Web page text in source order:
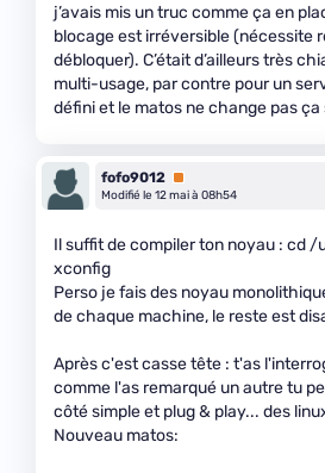
j’avais mis un truc comme ça en
blocage est irréversible (nécessite
débloquer). C’était d’ailleurs très
multi-usage, par contre pour un
défini et le matos ne change pas
fofo9012 Premium
Modifié le 12 mai à 08h54
Il suffit de compiler ton noyau : cd
xconfig
Perso je fais des noyau
de chaque machine, le reste est
Après c'est casse tête : t'as
comme l'as remarqué un autre tu
côté simple et plug & play... des
Nouveau matos: